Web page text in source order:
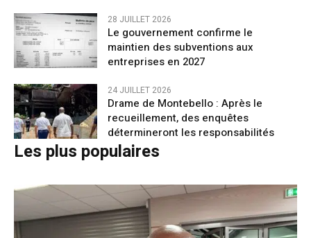
28 JUILLET 2026
Le gouvernement confirme le
maintien des subventions aux
entreprises en 2027
24 JUILLET 2026
Drame de Montebello : Après le
recueillement, des enquêtes
détermineront les responsabilités
Les plus populaires